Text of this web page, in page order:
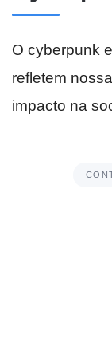
O cyberpunk
refletem
impacto na